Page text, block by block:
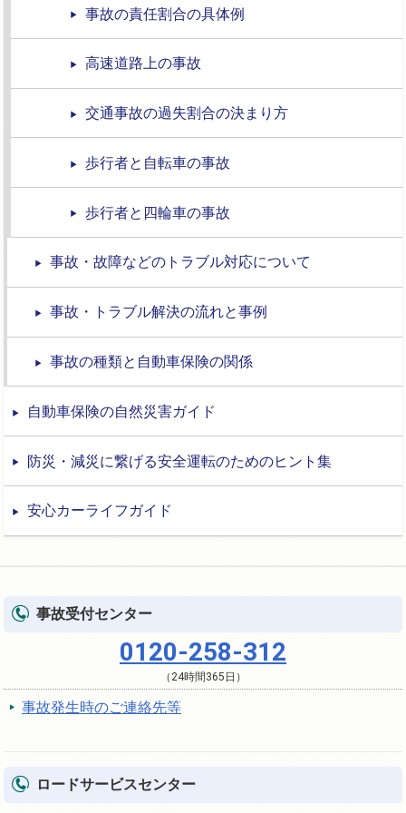
事故の責任割合の具体例
高速道路上の事故
交通事故の過失割合の決まり方
歩行者と自転車の事故
歩行者と四輪車の事故
事故・故障などのトラブル対応について
事故・トラブル解決の流れと事例
事故の種類と自動車保険の関係
自動車保険の自然災害ガイド
防災・減災に繋げる安全運転のためのヒント集
安心カーライフガイド
事故受付センター
0120-258-312
（24時間365日）
事故発生時のご連絡先等
ロードサービスセンター